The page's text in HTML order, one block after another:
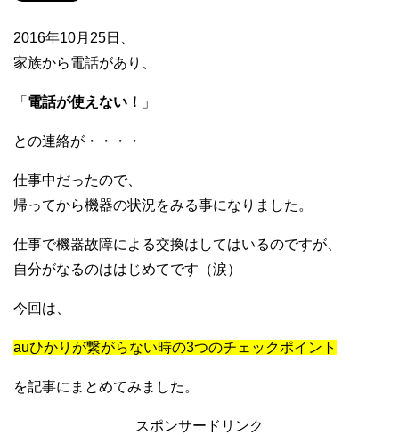
2016年10月25日、
家族から電話があり、
「 電話が使えない！ 」
との連絡が・・・・
仕事中だったので、
帰ってから機器の状況をみる事になりました。
仕事で機器故障による交換はしてはいるのですが、
自分がなるのははじめてです（涙）
今回は、
auひかりが繋がらない時の3つのチェックポイント
を記事にまとめてみました。
スポンサードリンク